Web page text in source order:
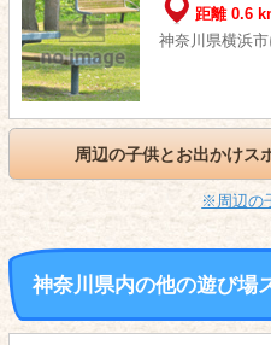
距離 0.6
神奈川県横浜市
周辺の子供とお出かけス
※周辺の
神奈川県内の他の遊び場